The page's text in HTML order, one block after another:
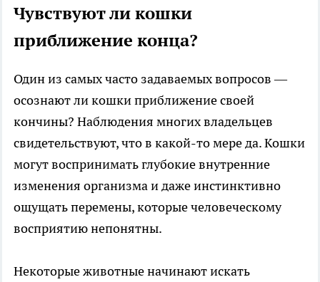
Чувствуют ли кошки
приближение конца?
Один из самых часто задаваемых вопросов —
осознают ли кошки приближение своей
кончины? Наблюдения многих владельцев
свидетельствуют, что в какой-то мере да. Кошки
могут воспринимать глубокие внутренние
изменения организма и даже инстинктивно
ощущать перемены, которые человеческому
восприятию непонятны.
Некоторые животные начинают искать